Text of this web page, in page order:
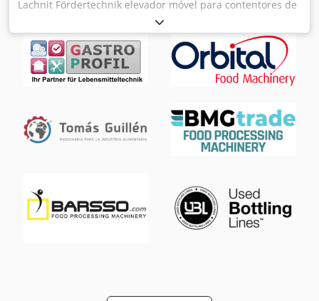
Lachnit Fördertechnik elevador móvel para contentores de
carne de 200 litros, nome: EDESTAHL-HEBE-KIPPMASCHINE,
tipo: 300 S, número de série: 4561, ano de fabrico: 2017,
peso próprio: 900 kg, 400 V, 50 Hz, 3,3 kW, capacidade de
carga: 350 kg, altura de elevação: 3650 mm, dimensões
totais: 1600 mm x 1100 mm x 3260 mm. A máquina pode